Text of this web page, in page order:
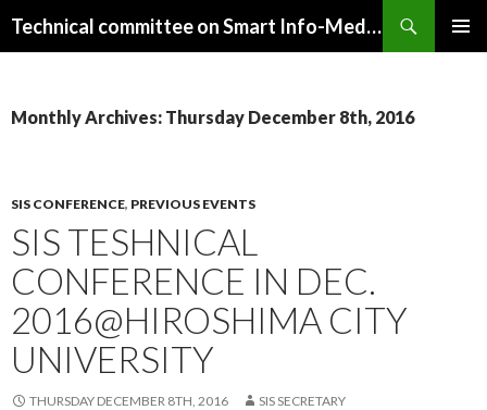
Technical committee on Smart Info-Media Systems (SIS), IEICE
Monthly Archives: Thursday December 8th, 2016
SIS CONFERENCE, PREVIOUS EVENTS
SIS TESHNICAL
CONFERENCE IN DEC.
2016@HIROSHIMA CITY
UNIVERSITY
THURSDAY DECEMBER 8TH, 2016 SIS SECRETARY